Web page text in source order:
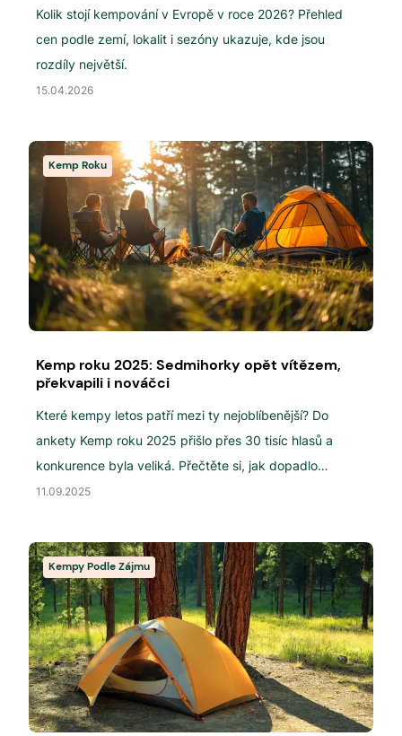
Kolik stojí kempování v Evropě v roce 2026? Přehled
cen podle zemí, lokalit i sezóny ukazuje, kde jsou
rozdíly největší.
15.04.2026
Kemp Roku
Kemp roku 2025: Sedmihorky opět vítězem,
překvapili i nováčci
Které kempy letos patří mezi ty nejoblíbenější? Do
ankety Kemp roku 2025 přišlo přes 30 tisíc hlasů a
konkurence byla veliká. Přečtěte si, jak dopadlo
hlasování.
11.09.2025
Kempy Podle Zájmu